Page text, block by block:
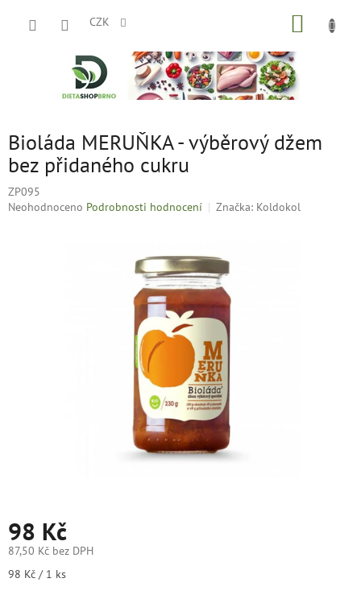
CZK
Bioláda MERUŇKA - výběrový džem
bez přidaného cukru
ZP095
Průměrné
Neohodnoceno Podrobnosti hodnocení Značka: Koldokol
98 Kč
87,50 Kč bez DPH
Měrná
98 Kč / 1 ks